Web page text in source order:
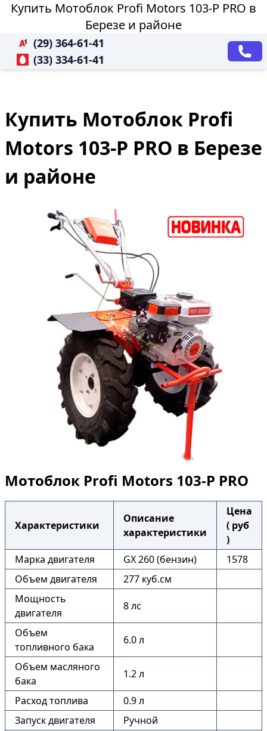
Купить Мотоблок Profi Motors 103-P PRO в
Березе и районе
(29) 364-61-41
(33) 334-61-41
Купить Мотоблок Profi
Motors 103-P PRO в Березе
и районе
Мотоблок Profi Motors 103-P PRO
Характеристики
Описание
характеристики
Цена
( руб
)
Марка двигателя
GX 260 (бензин)
1578
Объем двигателя
277 куб.см
Мощность
двигателя
8 лс
Объем
топливного бака
6.0 л
Объем масляного
бака
1.2 л
Расход топлива
0.9 л
Запуск двигателя
Ручной